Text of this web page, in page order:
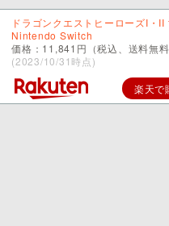
ドラゴンクエストヒーローズI・II
Nintendo Switch
価格：11,841円（税込、送料無
(2023/10/31時点)
楽天で